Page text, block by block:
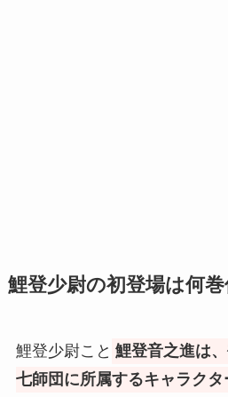
鯉登少尉の初登場は何巻
鯉登少尉こと 鯉登音之進は
七師団に所属するキャラクタ